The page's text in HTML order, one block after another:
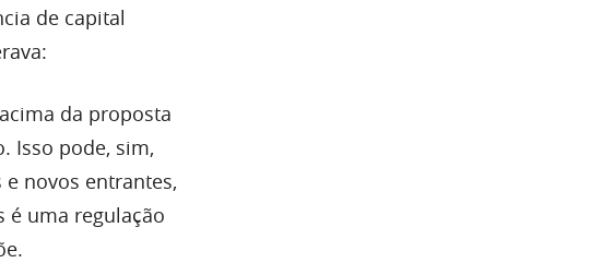
de capital
da proposta
Isso pode, sim,
novos entrantes,
é uma regulação